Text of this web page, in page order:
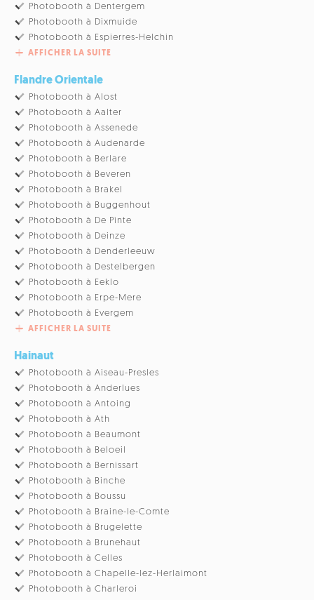
Photobooth à Dentergem
Photobooth à Dixmuide
Photobooth à Espierres-Helchin
AFFICHER LA SUITE
Flandre Orientale
Photobooth à Alost
Photobooth à Aalter
Photobooth à Assenede
Photobooth à Audenarde
Photobooth à Berlare
Photobooth à Beveren
Photobooth à Brakel
Photobooth à Buggenhout
Photobooth à De Pinte
Photobooth à Deinze
Photobooth à Denderleeuw
Photobooth à Destelbergen
Photobooth à Eeklo
Photobooth à Erpe-Mere
Photobooth à Evergem
AFFICHER LA SUITE
Hainaut
Photobooth à Aiseau-Presles
Photobooth à Anderlues
Photobooth à Antoing
Photobooth à Ath
Photobooth à Beaumont
Photobooth à Beloeil
Photobooth à Bernissart
Photobooth à Binche
Photobooth à Boussu
Photobooth à Braine-le-Comte
Photobooth à Brugelette
Photobooth à Brunehaut
Photobooth à Celles
Photobooth à Chapelle-lez-Herlaimont
Photobooth à Charleroi